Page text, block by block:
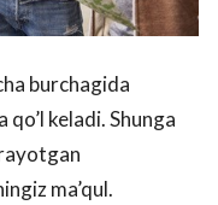
burchagida
keladi. Shunga
ma’qul.